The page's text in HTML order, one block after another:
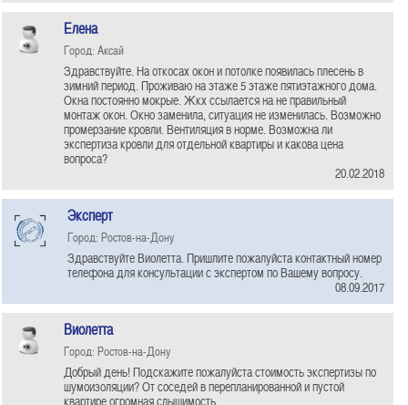
Елена
Город: Аксай
Здравствуйте. На откосах окон и потолке появилась плесень в
зимний период. Проживаю на этаже 5 этаже пятиэтажного дома.
Окна постоянно мокрые. Жкх ссылается на не правильный
монтаж окон. Окно заменила, ситуация не изменилась. Возможно
промерзание кровли. Вентиляция в норме. Возможна ли
экспертиза кровли для отдельной квартиры и какова цена
вопроса?
20.02.2018
Эксперт
Город: Ростов-на-Дону
Здравствуйте Виолетта. Пришлите пожалуйста контактный номер
телефона для консультации с экспертом по Вашему вопросу.
08.09.2017
Виолетта
Город: Ростов-на-Дону
Добрый день! Подскажите пожалуйста стоимость экспертизы по
шумоизоляции? От соседей в перепланированной и пустой
квартире огромная слышимость.